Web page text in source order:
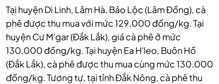
Tại huyện Di Linh, Lâm Hà, Bảo Lộc (Lâm Đồng), cà
phê được thu mua với mức 129.000 đồng/kg.Tại
huyện Cư M'gar (Đắk Lắk), giá cà phê ở mức
130.000 đồng/kg. Tại huyện Ea H'leo, Buôn Hồ
(Đắk Lắk), cà phê được thu mua cùng mức 130.000
đồng/kg.Tương tự, tại tỉnh Đắk Nông, cà phê thu